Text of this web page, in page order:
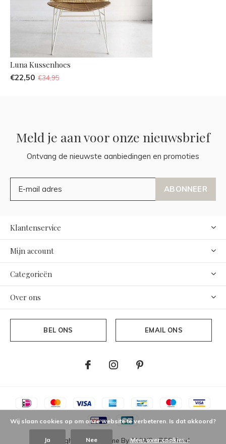
Luna Kussenhoes
€22,50 €34,95
Meld je aan voor onze nieuwsbrief
Ontvang de nieuwste aanbiedingen en promoties
ABONNEER
Klantenservice
Mijn account
Categorieën
Over ons
BEL ONS EMAIL ONS
© Copyright 2026- Theme ByDMWS-RSS-feed
Wij slaan cookies op om onze website te verbeteren. Is dat akkoord?
Ja Nee Meer over cookies »